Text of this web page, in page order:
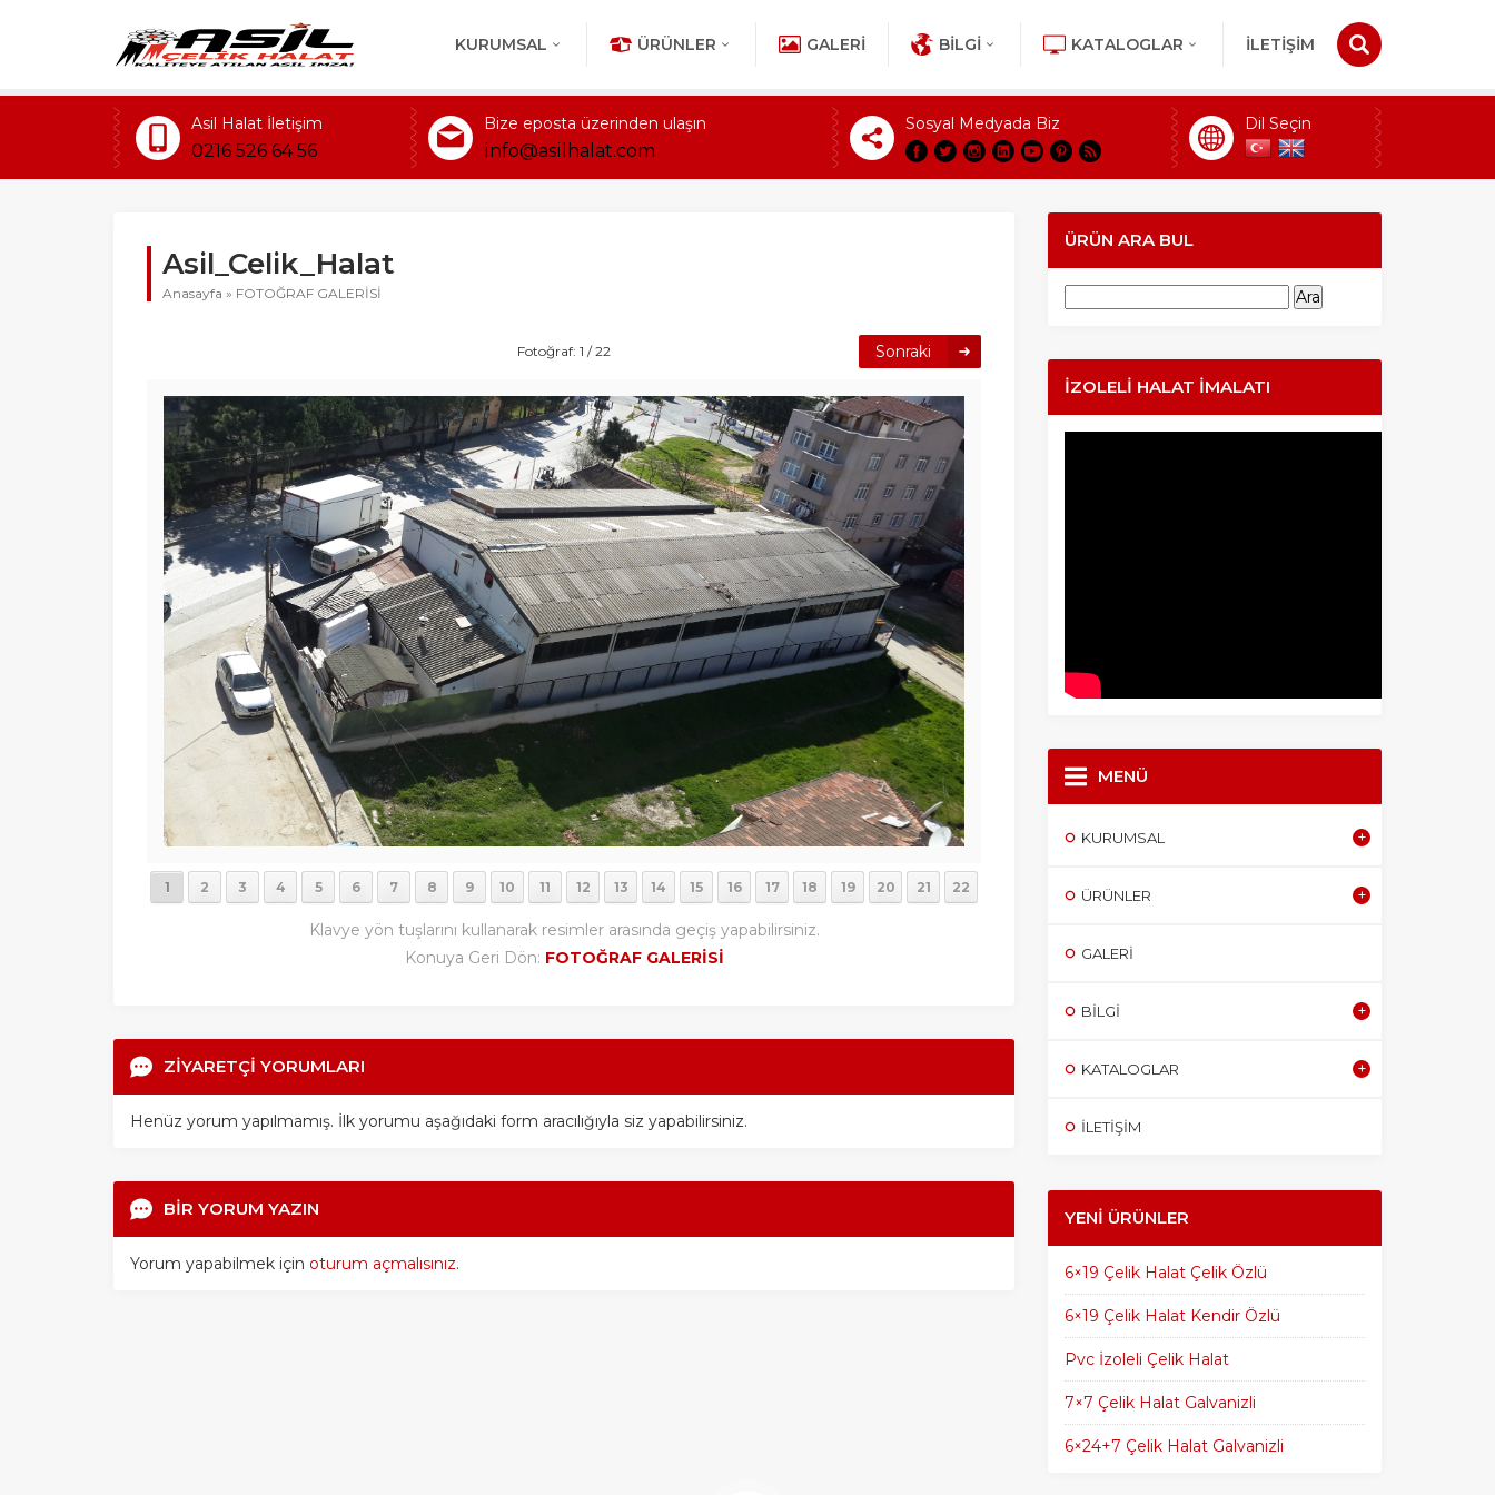
KURUMSAL ÜRÜNLER GALERI BILGI KATALOGLAR İLETİŞİM
Asil Halat İletişim
0216 526 64 56
Bize eposta üzerinden ulaşın
info@asilhalat.com
Sosyal Medyada Biz Dil Seçin
Asil_Celik_Halat
Anasayfa » FOTOĞRAF GALERİSİ
Fotoğraf: 1 / 22 Sonraki
1 2 3 4 5 6 7 8 9 10 11 12 13 14 15 16 17 18 19 20 21 22
Klavye yön tuşlarını kullanarak resimler arasında geçiş yapabilirsiniz.
Konuya Geri Dön: FOTOĞRAF GALERİSİ
ZİYARETÇİ YORUMLARI
Henüz yorum yapılmamış. İlk yorumu aşağıdaki form aracılığıyla siz yapabilirsiniz.
BİR YORUM YAZIN
Yorum yapabilmek için oturum açmalısınız.
ÜRÜN ARA BUL
İZOLELI HALAT İMALATI
MENÜ
KURUMSAL
ÜRÜNLER
GALERI
BILGI
KATALOGLAR
İLETİŞİM
YENI ÜRÜNLER
6×19 Çelik Halat Çelik Özlü
6×19 Çelik Halat Kendir Özlü
Pvc İzoleli Çelik Halat
7×7 Çelik Halat Galvanizli
6×24+7 Çelik Halat Galvanizli